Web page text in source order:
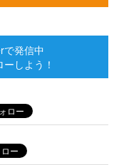
で発信中
しよう！